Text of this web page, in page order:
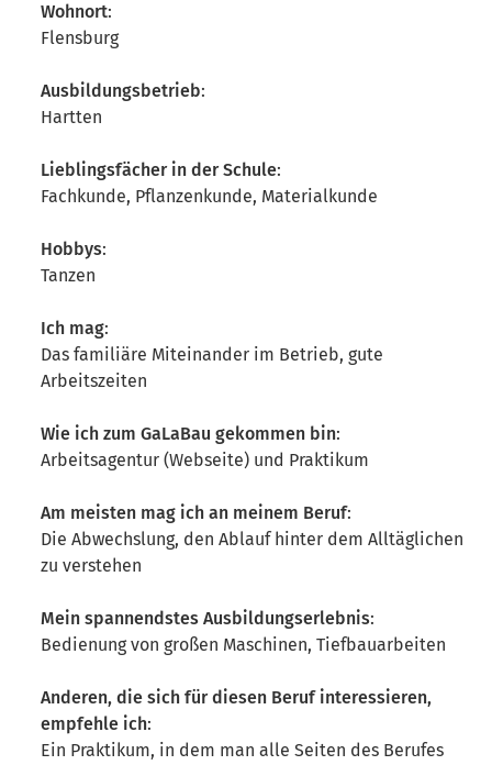
Wohnort:
Flensburg
Ausbildungsbetrieb:
Hartten
Lieblingsfächer in der Schule:
Fachkunde, Pflanzenkunde, Materialkunde
Hobbys:
Tanzen
Ich mag:
Das familiäre Miteinander im Betrieb, gute
Arbeitszeiten
Wie ich zum GaLaBau gekommen bin:
Arbeitsagentur (Webseite) und Praktikum
Am meisten mag ich an meinem Beruf:
Die Abwechslung, den Ablauf hinter dem Alltäglichen
zu verstehen
Mein spannendstes Ausbildungserlebnis:
Bedienung von großen Maschinen, Tiefbauarbeiten
Anderen, die sich für diesen Beruf interessieren,
empfehle ich:
Ein Praktikum, in dem man alle Seiten des Berufes